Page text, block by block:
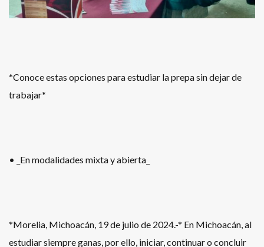
*Conoce estas opciones para estudiar la prepa sin dejar de
trabajar*
• _En modalidades mixta y abierta_
*Morelia, Michoacán, 19 de julio de 2024.-* En Michoacán, al
estudiar siempre ganas, por ello, iniciar, continuar o concluir